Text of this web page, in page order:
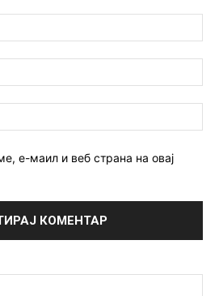
е-маил и веб страна на овај